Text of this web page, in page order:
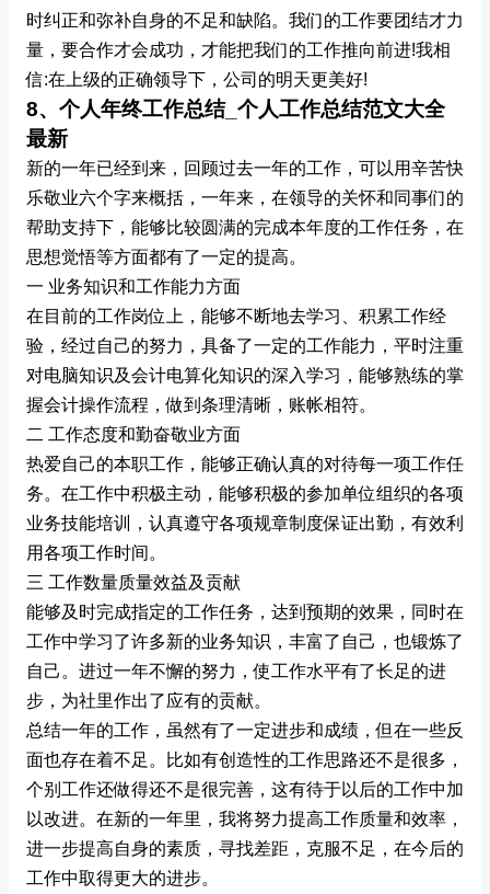
时纠正和弥补自身的不足和缺陷。我们的工作要团结才力
量，要合作才会成功，才能把我们的工作推向前进!我相
信:在上级的正确领导下，公司的明天更美好!
8、个人年终工作总结_个人工作总结范文大全
最新
新的一年已经到来，回顾过去一年的工作，可以用辛苦快
乐敬业六个字来概括，一年来，在领导的关怀和同事们的
帮助支持下，能够比较圆满的完成本年度的工作任务，在
思想觉悟等方面都有了一定的提高。
一 业务知识和工作能力方面
在目前的工作岗位上，能够不断地去学习、积累工作经
验，经过自己的努力，具备了一定的工作能力，平时注重
对电脑知识及会计电算化知识的深入学习，能够熟练的掌
握会计操作流程，做到条理清晰，账帐相符。
二 工作态度和勤奋敬业方面
热爱自己的本职工作，能够正确认真的对待每一项工作任
务。在工作中积极主动，能够积极的参加单位组织的各项
业务技能培训，认真遵守各项规章制度保证出勤，有效利
用各项工作时间。
三 工作数量质量效益及贡献
能够及时完成指定的工作任务，达到预期的效果，同时在
工作中学习了许多新的业务知识，丰富了自己，也锻炼了
自己。进过一年不懈的努力，使工作水平有了长足的进
步，为社里作出了应有的贡献。
总结一年的工作，虽然有了一定进步和成绩，但在一些反
面也存在着不足。比如有创造性的工作思路还不是很多，
个别工作还做得还不是很完善，这有待于以后的工作中加
以改进。在新的一年里，我将努力提高工作质量和效率，
进一步提高自身的素质，寻找差距，克服不足，在今后的
工作中取得更大的进步。